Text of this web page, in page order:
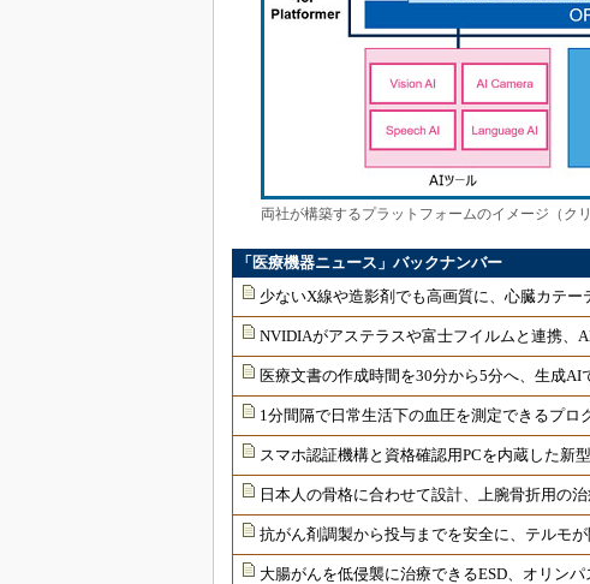
両社が構築するプラットフォームのイメージ（ク
「医療機器ニュース」バックナンバー
少ないX線や造影剤でも高画質に、心臓カテー
NVIDIAがアステラスや富士フイルムと連携、
医療文書の作成時間を30分から5分へ、生成AI
1分間隔で日常生活下の血圧を測定できるプロ
スマホ認証機構と資格確認用PCを内蔵した新
日本人の骨格に合わせて設計、上腕骨折用の
抗がん剤調製から投与までを安全に、テルモ
大腸がんを低侵襲に治療できるESD、オリン